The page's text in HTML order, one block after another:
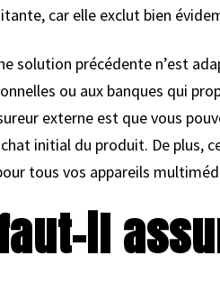
car elle exclut bien
solution précédente n’est
ou aux banques qui
externe est que vous
initial du produit. De
tous vos appareils
il